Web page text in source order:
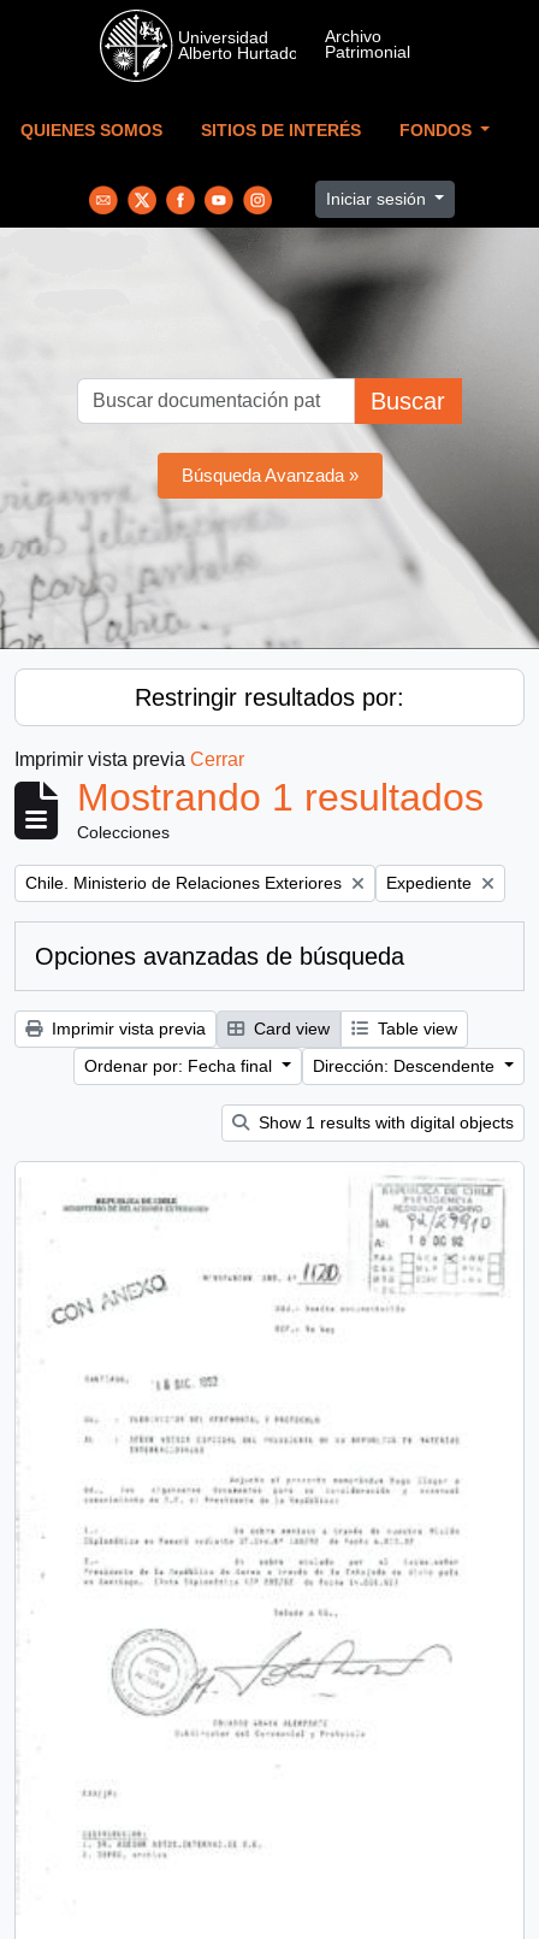
Skip to main content
QUIENES SOMOS SITIOS DE INTERÉS FONDOS
Iniciar sesión
Buscar
Búsqueda Avanzada »
Restringir resultados por:
Imprimir vista previa Cerrar
Mostrando 1 resultados
Colecciones
Remove filter:
Chile. Ministerio de Relaciones Exteriores Remove filter:
Expediente
Opciones avanzadas de búsqueda
Imprimir vista previa Card view
Table view
Ordenar por: Fecha final
Dirección: Descendente
Show 1 results with digital objects